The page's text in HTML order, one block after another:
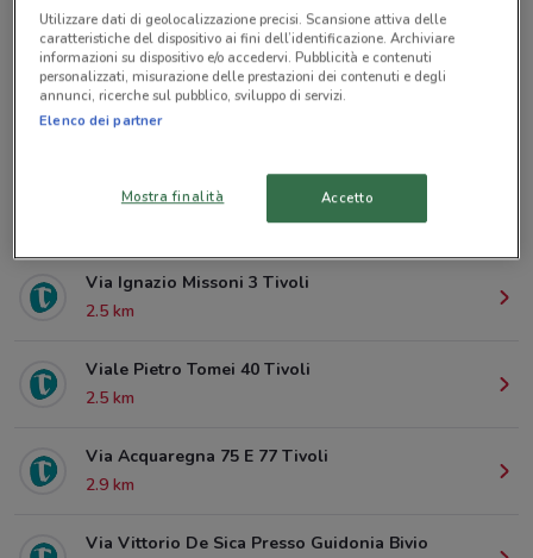
Via Nazionale Tiburtina Snc Tivoli
Via Ignazio Missoni 3 Tivoli
2.5 km
Viale Pietro Tomei 40 Tivoli
2.5 km
Via Acquaregna 75 E 77 Tivoli
2.9 km
Via Vittorio De Sica Presso Guidonia Bivio
Utilizzare dati di geolocalizzazione precisi. Scansione attiva delle
caratteristiche del dispositivo ai fini dell’identificazione. Archiviare
informazioni su dispositivo e/o accedervi. Pubblicità e contenuti
personalizzati, misurazione delle prestazioni dei contenuti e degli
annunci, ricerche sul pubblico, sviluppo di servizi.
Elenco dei partner
Mostra finalità Accetto